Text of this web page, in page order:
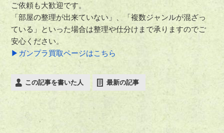
ご依頼も大歓迎です。
「部屋の整理が出来ていない」、「複数ジャンルが混ざっ
ている」といった場合は整理や仕分けまで承りますのでご
安心ください。
▶ガンプラ買取ページはこちら
この記事を書いた人 最新の記事